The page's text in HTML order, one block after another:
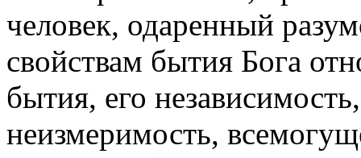
человек, одаренный
свойствам бытия Бога
бытия, его
неизмеримость,